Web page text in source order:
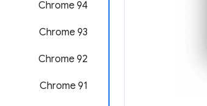
Chrome 94
Chrome 93
‫Chrome 92
‫Chrome 91